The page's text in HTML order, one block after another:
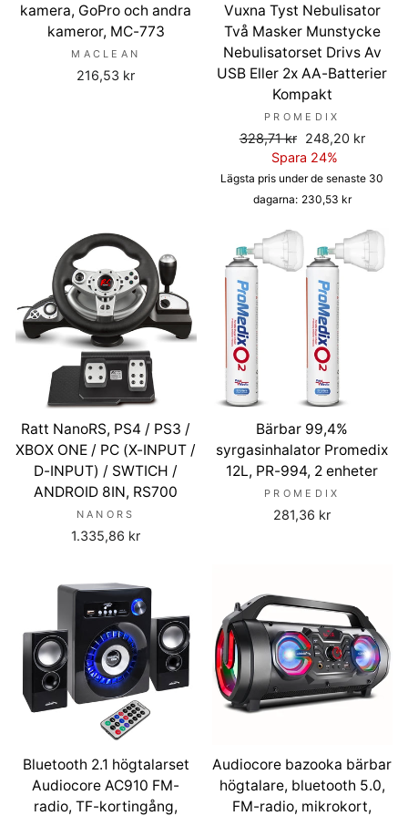
kamera, GoPro och andra
kameror, MC-773
MACLEAN
216,53 kr
Vuxna Tyst Nebulisator
Två Masker Munstycke
Nebulisatorset Drivs Av
USB Eller 2x AA-Batterier
Kompakt
PROMEDIX
Ordinarie
328,71 kr Försäljningspris
248,20 kr
Spara 24%
Lägsta pris under de senaste 30
dagarna: 230,53 kr
Ratt NanoRS, PS4 / PS3 /
XBOX ONE / PC (X-INPUT /
D-INPUT) / SWTICH /
ANDROID 8IN, RS700
NANORS
1.335,86 kr
Bärbar 99,4%
syrgasinhalator Promedix
12L, PR-994, 2 enheter
PROMEDIX
281,36 kr
Bluetooth 2.1 högtalarset
Audiocore AC910 FM-
radio, TF-kortingång,
Audiocore bazooka bärbar
högtalare, bluetooth 5.0,
FM-radio, mikrokort,